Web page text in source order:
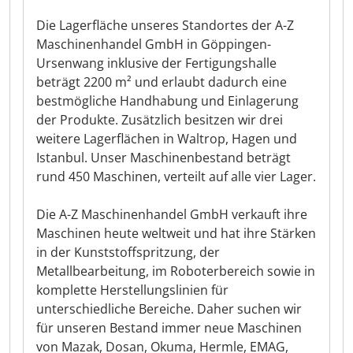
Die Lagerfläche unseres Standortes der A-Z
Maschinenhandel GmbH in Göppingen-
Ursenwang inklusive der Fertigungshalle
beträgt 2200 m² und erlaubt dadurch eine
bestmögliche Handhabung und Einlagerung
der Produkte. Zusätzlich besitzen wir drei
weitere Lagerflächen in Waltrop, Hagen und
Istanbul. Unser Maschinenbestand beträgt
rund 450 Maschinen, verteilt auf alle vier Lager.
Die A-Z Maschinenhandel GmbH verkauft ihre
Maschinen heute weltweit und hat ihre Stärken
in der Kunststoffspritzung, der
Metallbearbeitung, im Roboterbereich sowie in
komplette Herstellungslinien für
unterschiedliche Bereiche. Daher suchen wir
für unseren Bestand immer neue Maschinen
von Mazak, Dosan, Okuma, Hermle, EMAG,